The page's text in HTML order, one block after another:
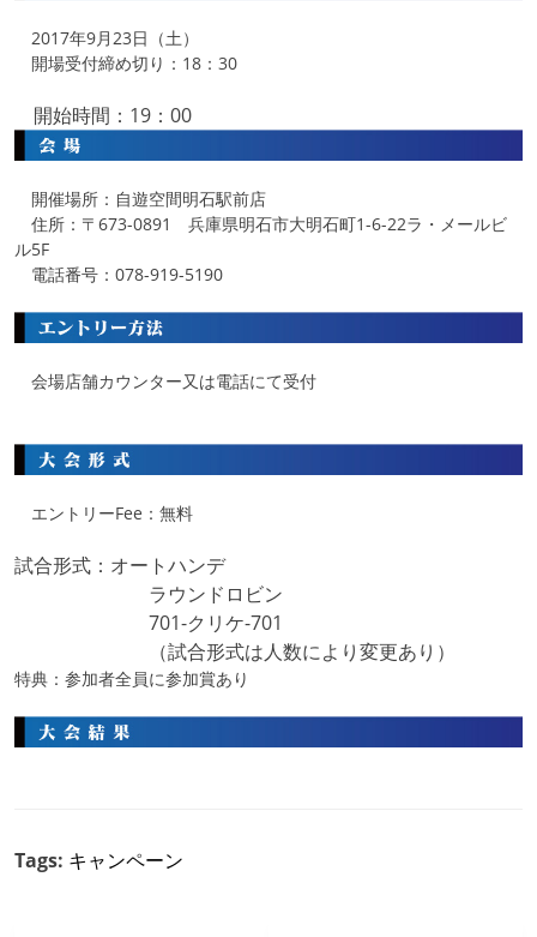
2017年9月23日（土）
開場受付締め切り：18：30
開始時間：19：00
開催場所：自遊空間明石駅前店
住所：〒673-0891 兵庫県明石市大明石町1-6-22ラ・メールビ
ル5F
電話番号：078-919-5190
会場店舗カウンター又は電話にて受付
エントリーFee：無料
試合形式：オートハンデ
ラウンドロビン
701-クリケ-701
（試合形式は人数により変更あり）
特典：参加者全員に参加賞あり
Tags: キャンペーン